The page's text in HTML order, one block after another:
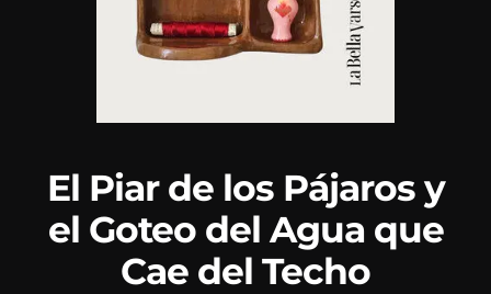
El Piar de los Pájaros y
el Goteo del Agua que
Cae del Techo